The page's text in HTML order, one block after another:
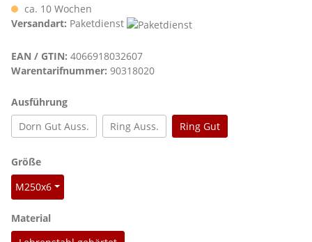
ca. 10 Wochen
Versandart: Paketdienst
EAN / GTIN: 4066918032607
Warentarifnummer: 90318020
Ausführungauswählen
Dorn Gut Auss.
Ring Auss. Ring Gut
Größeauswählen
M250x6
Materialauswählen